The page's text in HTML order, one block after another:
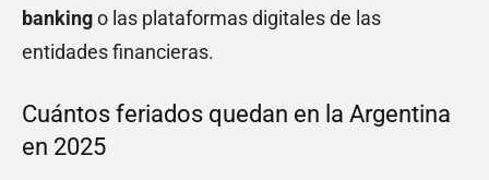
bankingo las plataformas digitales de las
entidades financieras.
Cuántos feriados quedan en la Argentina
en 2025